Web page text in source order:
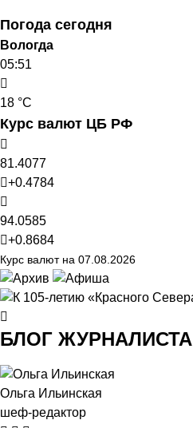
Погода сегодня
Вологда
05:51
18 °C
Курс валют ЦБ РФ
81.4077
+0.4784
94.0585
+0.8684
Курс валют на 07.08.2026
БЛОГ ЖУРНАЛИСТА
Ольга Ильинская
шеф-редактор